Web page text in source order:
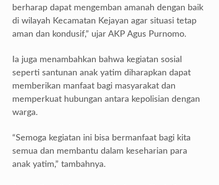
berharap dapat mengemban amanah dengan baik
di wilayah Kecamatan Kejayan agar situasi tetap
aman dan kondusif,” ujar AKP Agus Purnomo.
Ia juga menambahkan bahwa kegiatan sosial
seperti santunan anak yatim diharapkan dapat
memberikan manfaat bagi masyarakat dan
memperkuat hubungan antara kepolisian dengan
warga.
“Semoga kegiatan ini bisa bermanfaat bagi kita
semua dan membantu dalam keseharian para
anak yatim,” tambahnya.